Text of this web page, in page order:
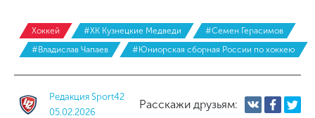
Хоккей #ХК Кузнецкие Медведи
#Семен Герасимов
#Владислав Чапаев
#Юниорская сборная России по хоккею
Редакция Sport42
05.02.2026
Расскажи друзьям: